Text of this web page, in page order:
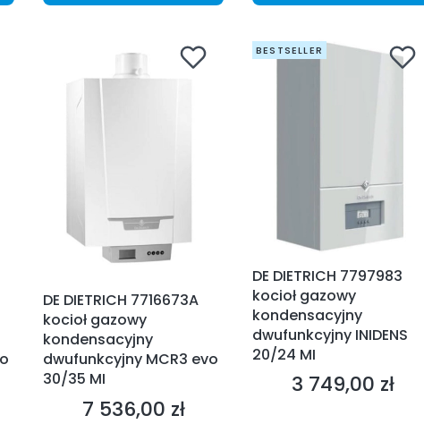
DE DIETRICH 7716673A
kocioł gazowy
kondensacyjny
dwufunkcyjny MCR3 evo
30/35 MI
Cena
7 536,00 zł
BESTSELLER
DE DIETRICH 7797983
kocioł gazowy
kondensacyjny
dwufunkcyjny INIDENS
20/24 MI
Cena
3 749,00 zł